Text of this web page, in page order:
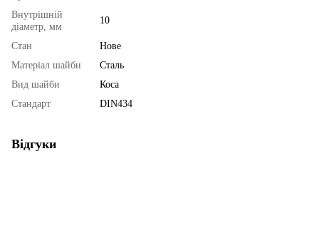
Внутрішній
діаметр, мм
10
Стан
Нове
Матеріал шайби
Сталь
Вид шайби
Коса
Стандарт
DIN434
Відгуки